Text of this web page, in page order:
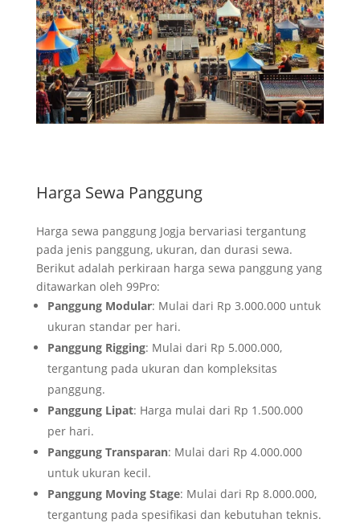
Harga Sewa Panggung
Harga sewa panggung Jogja bervariasi tergantung
pada jenis panggung, ukuran, dan durasi sewa.
Berikut adalah perkiraan harga sewa panggung yang
ditawarkan oleh 99Pro:
Panggung Modular: Mulai dari Rp 3.000.000 untuk
ukuran standar per hari.
Panggung Rigging: Mulai dari Rp 5.000.000,
tergantung pada ukuran dan kompleksitas
panggung.
Panggung Lipat: Harga mulai dari Rp 1.500.000
per hari.
Panggung Transparan: Mulai dari Rp 4.000.000
untuk ukuran kecil.
Panggung Moving Stage: Mulai dari Rp 8.000.000,
tergantung pada spesifikasi dan kebutuhan teknis.